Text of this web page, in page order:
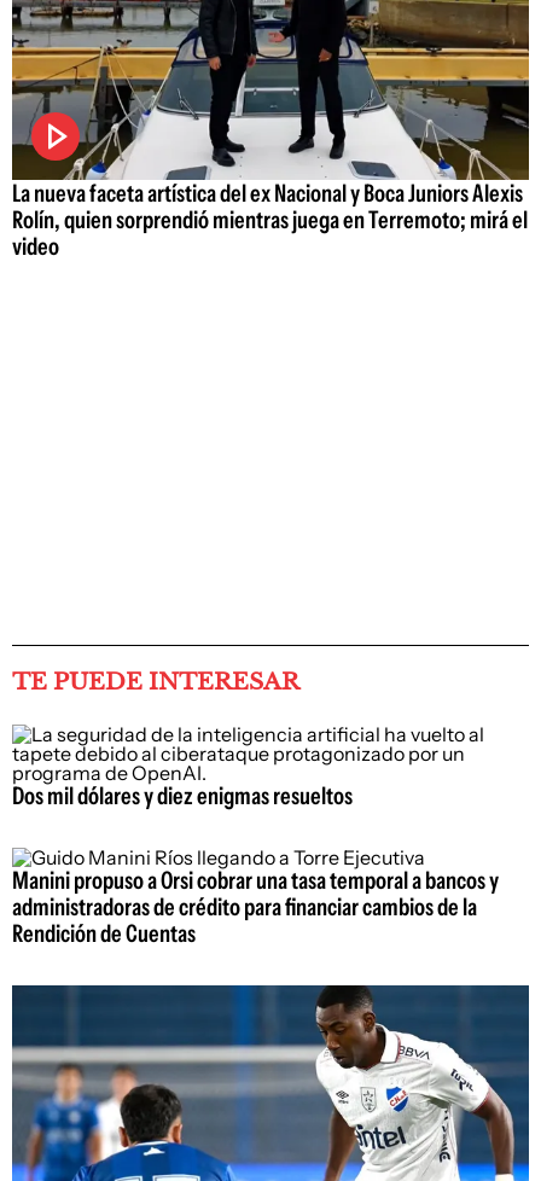
La nueva faceta artística del ex Nacional y Boca Juniors Alexis
Rolín, quien sorprendió mientras juega en Terremoto; mirá el
video
TE PUEDE INTERESAR
Dos mil dólares y diez enigmas resueltos
Manini propuso a Orsi cobrar una tasa temporal a bancos y
administradoras de crédito para financiar cambios de la
Rendición de Cuentas